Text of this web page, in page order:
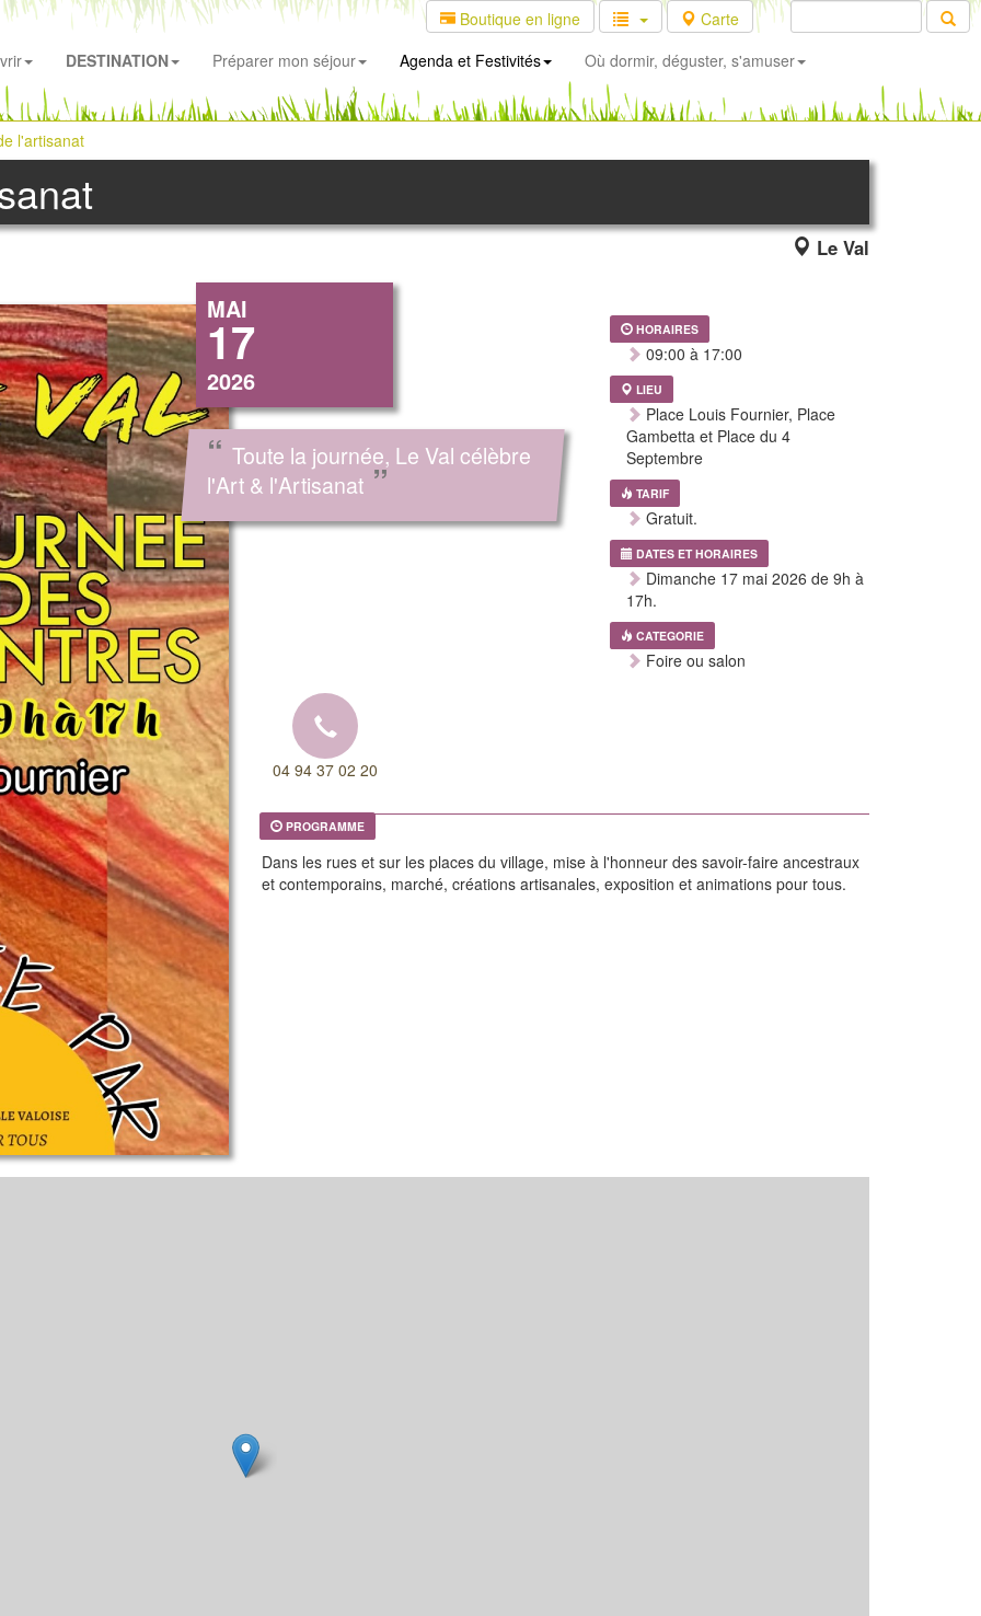
Boutique en ligne
Carte
DESTINATION Préparer mon séjour Agenda et Festivités Où dormir, déguster, s'amuser
l'artisanat
Le Val
MAI
17
2026
“ Toute la journée, Le Val célèbre
l'Art & l'Artisanat ”
HORAIRES
09:00 à 17:00
LIEU
Place Louis Fournier, Place
Gambetta et Place du 4
Septembre
TARIF
Gratuit.
DATES ET HORAIRES
Dimanche 17 mai 2026 de 9h à
17h.
CATEGORIE
Foire ou salon
04 94 37 02 20
PROGRAMME
Dans les rues et sur les places du village, mise à l'honneur des savoir-faire ancestraux
et contemporains, marché, créations artisanales, exposition et animations pour tous.